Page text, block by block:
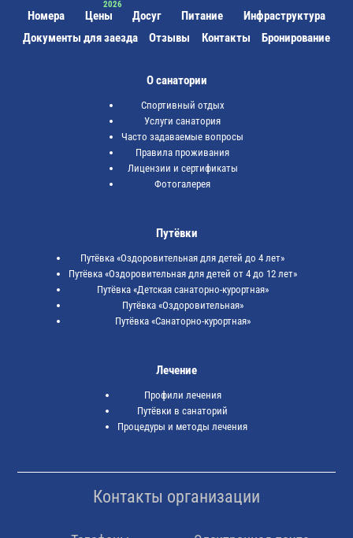
Номера Цены Досуг Питание
Инфраструктура
Документы для заезда
Отзывы Контакты Бронирование
О санатории
Спортивный отдых
Услуги санатория
Часто задаваемые вопросы
Правила проживания
Лицензии и сертификаты
Фотогалерея
Путёвки
Путёвка «Оздоровительная для детей до 4 лет»
Путёвка «Оздоровительная для детей от 4 до 12 лет»
Путёвка «Детская санаторно-курортная»
Путёвка «Оздоровительная»
Путёвка «Санаторно-курортная»
Лечение
Профили лечения
Путёвки в санаторий
Процедуры и методы лечения
Контакты организации